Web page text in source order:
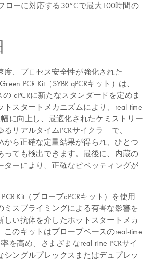
ローに対応する30°Cで最大100時間の
度、プロセス安全性が強化された
PCR Kit（SYBR qPCRキット）は、
の qPCRに新たなスタンダードを定めま
トスタートメカニズムにより、real-time
幅に向上し、最適化されたケミストリー
リアルタイムPCRサイクラーで、
から正確な定量結果が得られ、ひとつ
っても検出できます。最後に、内蔵の
ターにより、正確なピペッティングが
Kit（プローブqPCRキット）を使用
ミスプライミングによる有害な影響を
しい抗体を介したホットスタートメカ
このキットはプローブベースのreal-time
を高め、さまざまなreal-time PCRサイ
シングルプレックスまたはデュプレッ